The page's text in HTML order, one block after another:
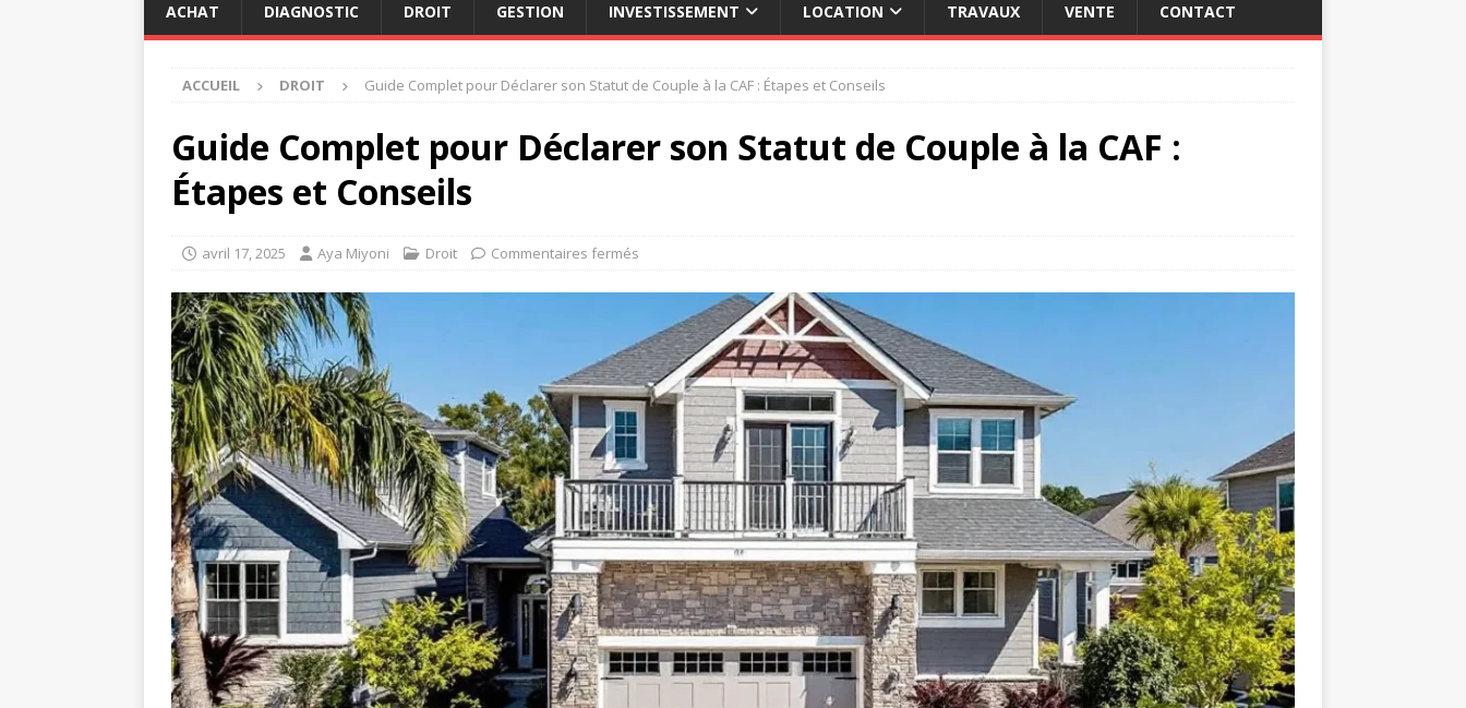
ACHAT DIAGNOSTIC DROIT GESTION INVESTISSEMENT LOCATION TRAVAUX VENTE CONTACT
ACCUEIL DROIT Guide Complet pour Déclarer son Statut de Couple à la CAF : Étapes et Conseils
Guide Complet pour Déclarer son Statut de Couple à la CAF :
Étapes et Conseils
avril 17, 2025 Aya Miyoni Droit Commentaires fermés